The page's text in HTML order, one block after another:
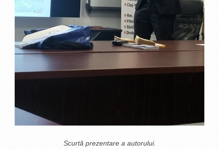
Scurtă prezentare a autorului.